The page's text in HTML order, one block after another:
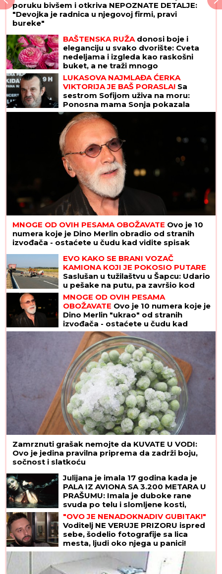
poruku bivšem i otkriva NEPOZNATE DETALJE:
"Devojka je radnica u njegovoj firmi, pravi
bureke"
BAŠTENSKA RUŽAdonosi boje i
eleganciju u svako dvorište: Cveta
nedeljama i izgleda kao raskošni
buket, a ne traži mnogo
LUKASOVA NAJMLAĐA ĆERKA
VIKTORIJA JE BAŠ PORASLA! Sa
sestrom Sofijom uživa na moru:
Ponosna mama Sonja pokazala
fotke, puno joj srce
MNOGE OD OVIH PESAMA OBOŽAVATE Ovo je 10
numera koje je Dino Merlin obradio od stranih
izvođača - ostaćete u čudu kad vidite spisak
EVO KAKO SE BRANI VOZAČ
KAMIONA KOJI JE POKOSIO PUTARE
Saslušan u tužilaštvu u Šapcu: Udario
u pešake na putu, pa završio kod
metalne ograde
MNOGE OD OVIH PESAMA
OBOŽAVATE Ovo je 10 numera koje je
Dino Merlin "ukrao" od stranih
izvođača - ostaćete u čudu kad
vidite spisak
Zamrznuti grašak nemojte da KUVATE U VODI:
Ovo je jedina pravilna priprema da zadrži boju,
sočnost i slatkoću
Julijana je imala 17 godina kada je
PALA IZ AVIONA SA 3.200 METARA U
PRAŠUMU: Imala je duboke rane
svuda po telu i slomljene kosti,
videla je MRTVU MAJKU, ali nije želela
da se preda
"OVO JE NENADOKNADIV GUBITAK!"
Voditelj NE VERUJE PRIZORU ispred
sebe, šodelio fotografije sa lica
mesta, ljudi oko njega u panici!
(FOTO)